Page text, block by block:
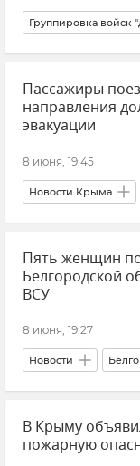
Группировка войск
Новости СВО
ВСУ (Вооруженные
Пассажиры
направления
эвакуации
8 июня, 19:45
Новости Крыма
Крым Новости
Железная дорога
Пять женщин
Белгородской
ВСУ
8 июня, 19:27
Новости
Происшествия
Валентин Демидов
В Крыму
пожарную